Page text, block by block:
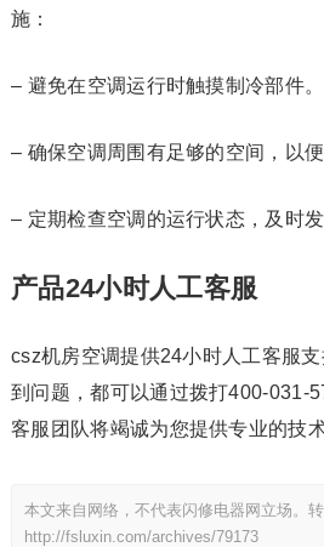
施：
– 避免在空调运行时触摸制冷部件。
– 确保空调周围有足够的空间，以便
– 定期检查空调的运行状态，及时
产品24小时人工客服
csz机房空调提供24小时人工客服
到问题，都可以通过拨打400-031-
客服团队将竭诚为您提供专业的技
本文来自网络，不代表闪修电器网立场。转
http://fsluxin.com/archives/79173